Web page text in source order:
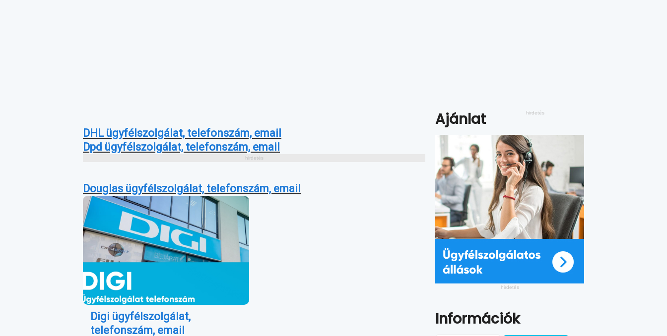
DHL ügyfélszolgálat, telefonszám, email
Dpd ügyfélszolgálat, telefonszám, email
Douglas ügyfélszolgálat, telefonszám, email
Digi ügyfélszolgálat,
telefonszám, email
Ajánlat
Információk